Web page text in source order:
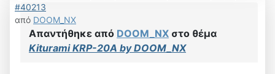
#40213
από DOOM_NX
Απαντήθηκε από DOOM_NX στο θέμα
Kiturami KRP-20A by DOOM_NX